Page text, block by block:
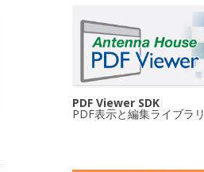
PDF Viewer SDK
PDF表示と編集ライブラリ